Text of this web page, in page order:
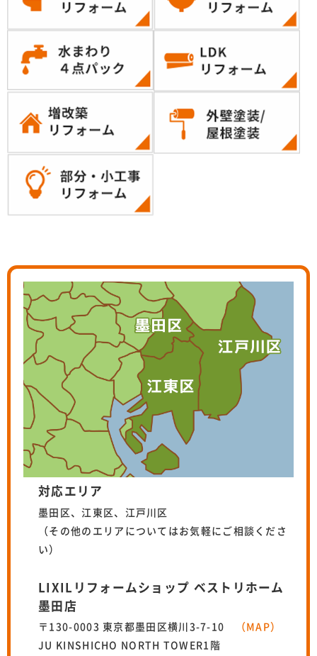
対応エリア
墨田区、江東区、江戸川区
（その他のエリアについてはお気軽にご相談くださ
い）
LIXILリフォームショップ ベストリホーム
墨田店
〒130-0003 東京都墨田区横川3-7-10
（MAP）
JU KINSHICHO NORTH TOWER1階